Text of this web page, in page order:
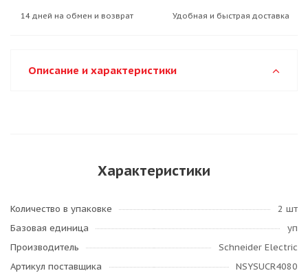
14 дней на обмен и возврат Удобная и быстрая доставка
Описание и характеристики
Характеристики
Количество в упаковке
2 шт
Базовая единица
уп
Производитель
Schneider Electric
Артикул поставщика
NSYSUCR4080